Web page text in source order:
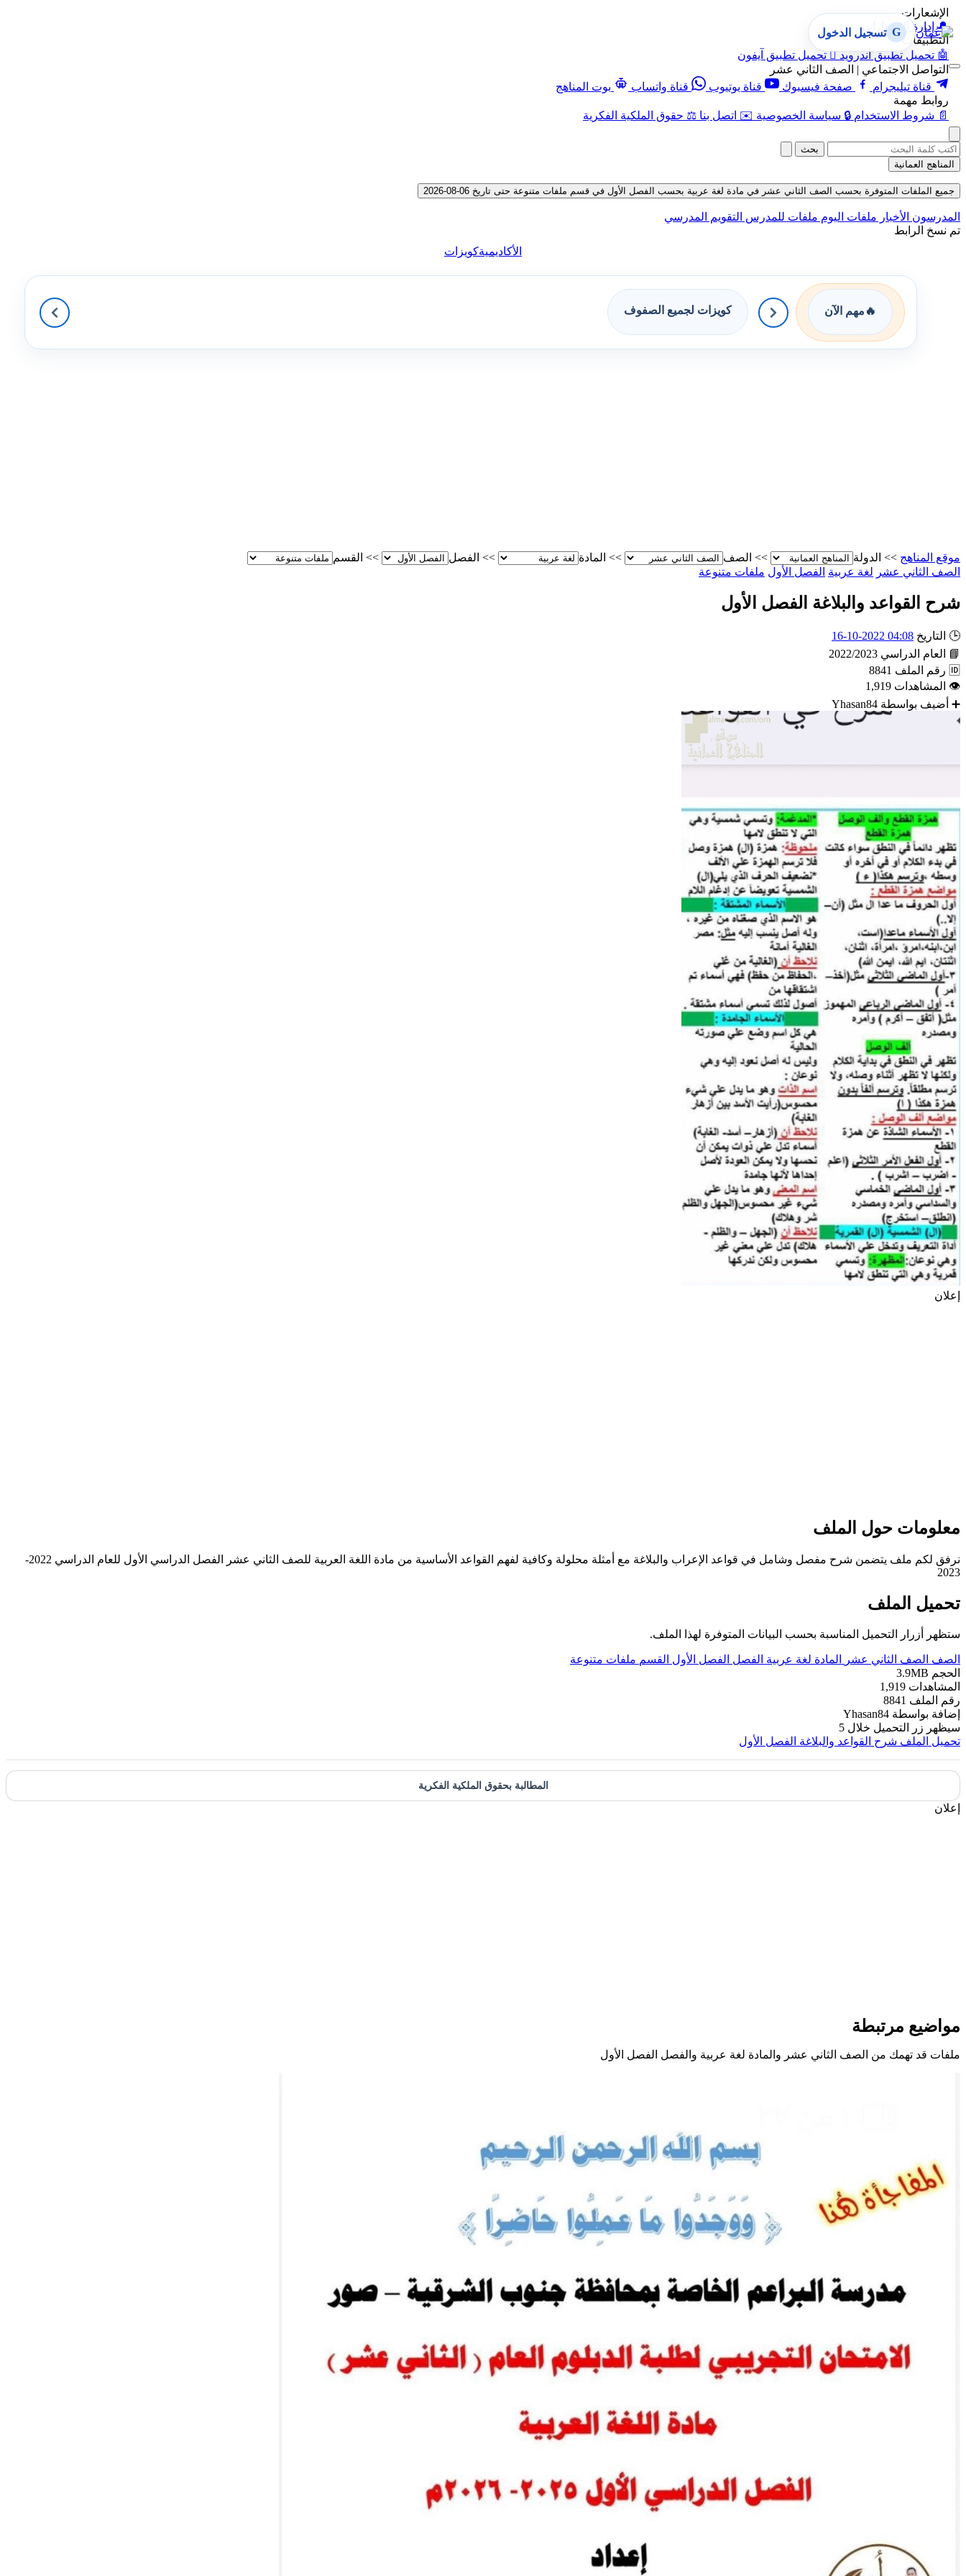
الإشعارات
🔔 إدارة الإشعارات
التطبيقات
🤖 تحميل تطبيق أندرويد  تحميل تطبيق آيفون
التواصل الاجتماعي | الصف الثاني عشر
قناة تيليجرام
صفحة فيسبوك قناة يوتيوب قناة واتساب
بوت المناهج
روابط مهمة
📄 شروط الاستخدام 🔒 سياسة الخصوصية ✉️ اتصل بنا ⚖️ حقوق الملكية الفكرية
G تسجيل الدخول
بحث
المناهج العمانية
جميع الملفات المتوفرة بحسب الصف الثاني عشر في مادة لغة عربية بحسب الفصل الأول في قسم ملفات متنوعة حتى تاريخ 06-08-2026
المدرسون الأخبار ملفات اليوم ملفات للمدرس التقويم المدرسي
تم نسخ الرابط
الأكاديميةكويزات
🔥 مهم الآن كويزات لجميع الصفوف
موقع المناهج >> الدولة >> الصف >> المادة >> الفصل >> القسم
الصف الثاني عشر لغة عربية الفصل الأول ملفات متنوعة
شرح القواعد والبلاغة الفصل الأول
🕒 التاريخ 04:08 2022-10-16
📘
العام الدراسي 2022/2023
🆔 رقم الملف 8841
👁 المشاهدات 1,919
➕ أضيف بواسطة Yhasan84
إعلان
معلومات حول الملف
نرفق لكم ملف يتضمن شرح مفصل وشامل في قواعد الإعراب والبلاغة مع أمثلة محلولة وكافية لفهم القواعد الأساسية من مادة اللغة العربية للصف الثاني عشر الفصل الدراسي الأول للعام الدراسي 2022-
2023
تحميل الملف
ستظهر أزرار التحميل المناسبة بحسب البيانات المتوفرة لهذا الملف.
الصف الصف الثاني عشر المادة لغة عربية الفصل الفصل الأول القسم ملفات متنوعة
الحجم 3.9MB
المشاهدات 1,919
رقم الملف 8841
إضافة بواسطة Yhasan84
سيظهر زر التحميل خلال 5
تحميل الملف شرح القواعد والبلاغة الفصل الأول
المطالبة بحقوق الملكية الفكرية
إعلان
مواضيع مرتبطة
ملفات قد تهمك من الصف الثاني عشر والمادة لغة عربية والفصل الفصل الأول